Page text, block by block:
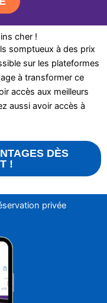
cher !
somptueux à des prix
sur les plateformes
à transformer ce
accès aux meilleurs
aussi avoir accès à
DÈS
!
privée